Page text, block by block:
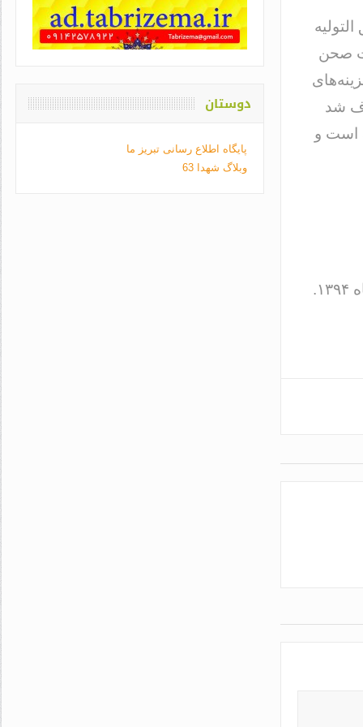
صحن
شد
است و
منبع: یادنامه‌ی امین ولایت. ویژه‌نامه‌ی آیت‌الله طبسی. بیستم اسفندماه ۱۳۹۴.
دوستان
پایگاه اطلاع رسانی تبریز ما
وبلاگ شهدا 63